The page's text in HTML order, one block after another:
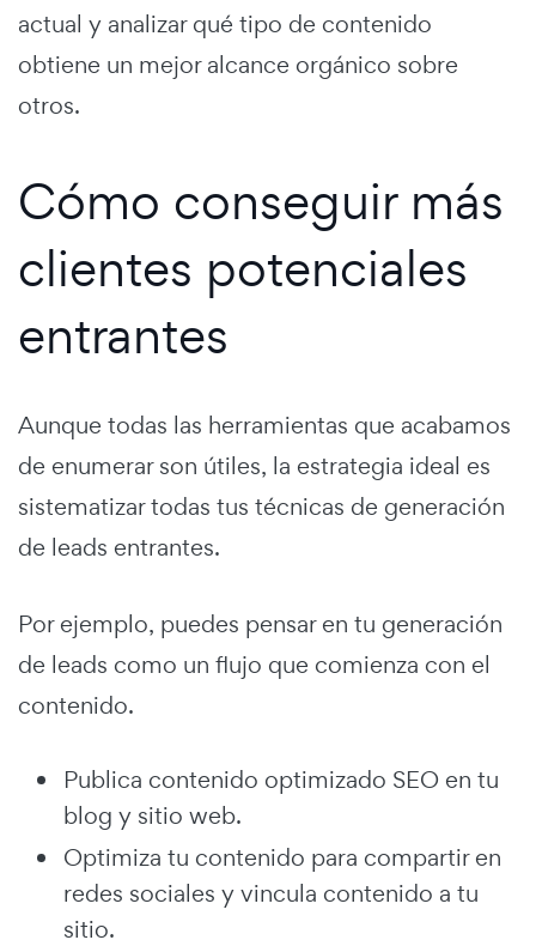
actual y analizar qué tipo de contenido
obtiene un mejor alcance orgánico sobre
otros.
Cómo conseguir más
clientes potenciales
entrantes
Aunque todas las herramientas que acabamos
de enumerar son útiles, la estrategia ideal es
sistematizar todas tus técnicas de generación
de leads entrantes.
Por ejemplo, puedes pensar en tu generación
de leads como un flujo que comienza con el
contenido.
Publica contenido optimizado SEO en tu
blog y sitio web.
Optimiza tu contenido para compartir en
redes sociales y vincula contenido a tu
sitio.